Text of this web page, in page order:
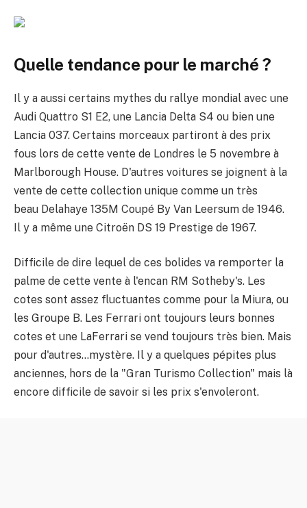
Quelle tendance pour le marché ?
Il y a aussi certains mythes du rallye mondial avec une
Audi Quattro S1 E2, une Lancia Delta S4 ou bien une
Lancia 037. Certains morceaux partiront à des prix
fous lors de cette vente de Londres le 5 novembre à
Marlborough House. D'autres voitures se joignent à la
vente de cette collection unique comme un très
beau Delahaye 135M Coupé By Van Leersum de 1946.
Il y a même une Citroën DS 19 Prestige de 1967.
Difficile de dire lequel de ces bolides va remporter la
palme de cette vente à l'encan RM Sotheby's. Les
cotes sont assez fluctuantes comme pour la Miura, ou
les Groupe B. Les Ferrari ont toujours leurs bonnes
cotes et une LaFerrari se vend toujours très bien. Mais
pour d'autres…mystère. Il y a quelques pépites plus
anciennes, hors de la "Gran Turismo Collection" mais là
encore difficile de savoir si les prix s'envoleront.